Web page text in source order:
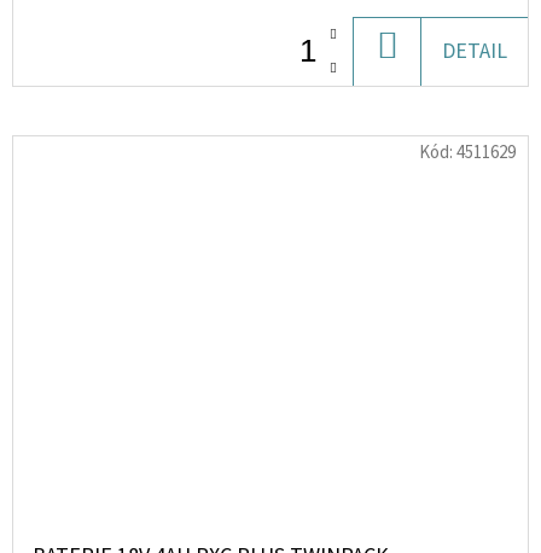
KOŠÍKU
DETAIL
Kód:4511629